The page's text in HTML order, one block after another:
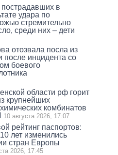
в
удара по
стремительно
среди них – дети
отозвала посла из
после инцидента со
боевого
области рф горит
крупнейших
комбинатов
10 августа 2026, 17:07
рейтинг паспортов:
10 лет изменились
стран Европы
2026, 17:45